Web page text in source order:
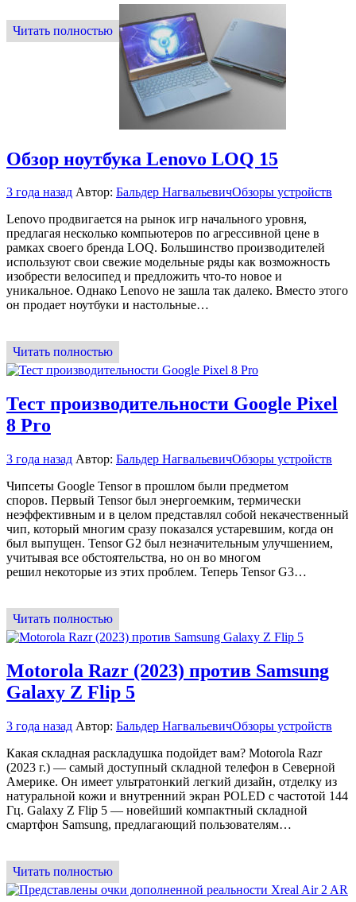
Читать полностью
Обзор ноутбука Lenovo LOQ 15
3 года назад Автор: Бальдер НагвальевичОбзоры устройств
Lenovo продвигается на рынок игр начального уровня,
предлагая несколько компьютеров по агрессивной цене в
рамках своего бренда LOQ. Большинство производителей
используют свои свежие модельные ряды как возможность
изобрести велосипед и предложить что-то новое и
уникальное. Однако Lenovo не зашла так далеко. Вместо этого
он продает ноутбуки и настольные…
Читать полностью
Тест производительности Google Pixel
8 Pro
3 года назад Автор: Бальдер НагвальевичОбзоры устройств
Чипсеты Google Tensor в прошлом были предметом
споров. Первый Tensor был энергоемким, термически
неэффективным и в целом представлял собой некачественный
чип, который многим сразу показался устаревшим, когда он
был выпущен. Tensor G2 был незначительным улучшением,
учитывая все обстоятельства, но он во многом
решил некоторые из этих проблем. Теперь Tensor G3…
Читать полностью
Motorola Razr (2023) против Samsung
Galaxy Z Flip 5
3 года назад Автор: Бальдер НагвальевичОбзоры устройств
Какая складная раскладушка подойдет вам? Motorola Razr
(2023 г.) — самый доступный складной телефон в Северной
Америке. Он имеет ультратонкий легкий дизайн, отделку из
натуральной кожи и внутренний экран POLED с частотой 144
Гц. Galaxy Z Flip 5 — новейший компактный складной
смартфон Samsung, предлагающий пользователям…
Читать полностью